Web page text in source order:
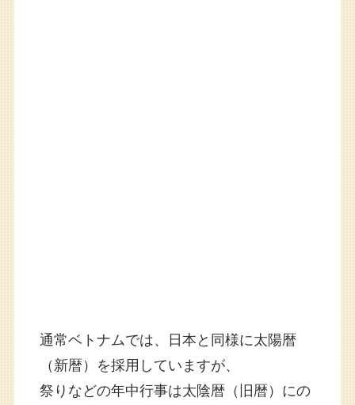
通常ベトナムでは、日本と同様に太陽暦
（新暦）を採用していますが、
祭りなどの年中行事は太陰暦（旧暦）にの